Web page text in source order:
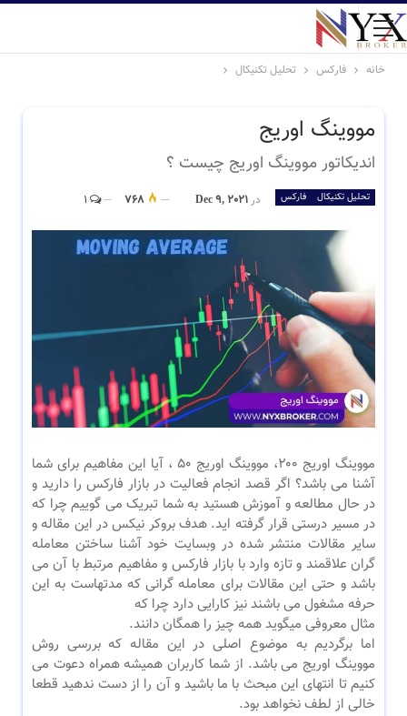
خانه فارکس تحلیل تکنیکال
مووینگ اوریج
اندیکاتور مووینگ اوریج چیست ؟
تحلیل تکنیکال فارکس در Dec 9, 2021
768
مووینگ اوریج ۲۰۰، مووینگ اوریج ۵۰ ، آیا این مفاهیم برای شما
آشنا می باشد؟ اگر قصد انجام فعالیت در بازار فارکس را دارید و
در حال مطالعه و آموزش هستید به شما تبریک می گوییم چرا که
در مسیر درستی قرار گرفته اید. هدف بروکر نیکس در این مقاله و
سایر مقالات منتشر شده در وبسایت خود آشنا ساختن معامله
گران علاقمند و تازه وارد با بازار فارکس و مفاهیم مرتبط با آن می
باشد و حتی این مقالات برای معامله گرانی که مدتهاست به این
حرفه مشغول می باشند نیز کارایی دارد چرا که
مثال معروفی میگوید همه چیز را همگان دانند.
اما برگردیم به موضوع اصلی در این مقاله که بررسی روش
مووینگ اوریج می باشد. از شما کاربران همیشه همراه دعوت می
کنیم تا انتهای این مبحث با ما باشید و آن را از دست ندهید قطعا
خالی از لطف نخواهد بود.